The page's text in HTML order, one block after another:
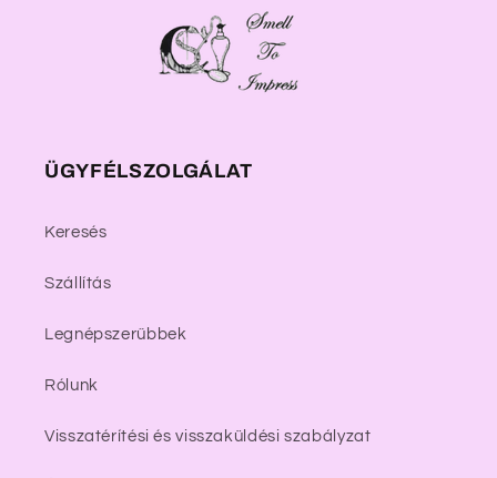
ÜGYFÉLSZOLGÁLAT
Keresés
Szállítás
Legnépszerűbbek
Rólunk
Visszatérítési és visszaküldési szabályzat